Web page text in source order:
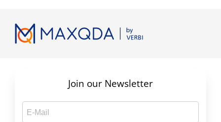
Join our Newsletter